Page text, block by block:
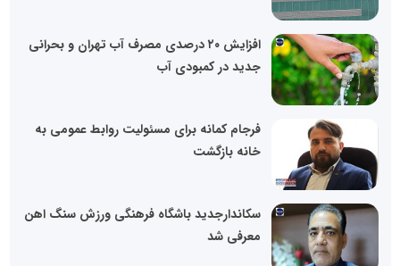
افزایش ۲۰ درصدی مصرف آب تهران و بحرانی
جدید در کمبودی آب
فرجام کمانه برای مسئولیت روابط عمومی به
خانه بازگشت
سکاندارجدید باشگاه فرهنگی ورزش سنگ اهن
معرفی شد